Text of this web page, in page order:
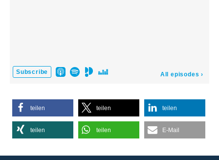
teilen teilen teilen
teilen teilen E-Mail